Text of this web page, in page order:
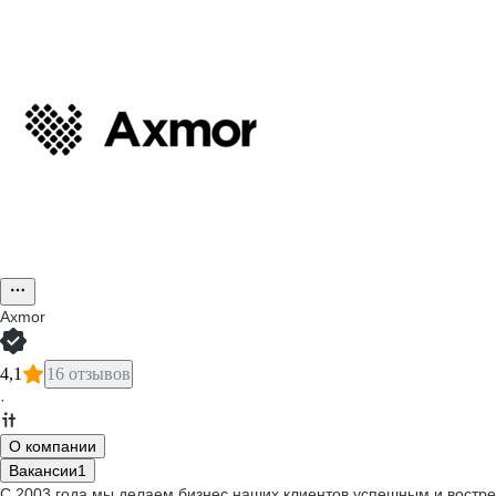
Axmor
4,1 16 отзывов
·
О компании
Вакансии1